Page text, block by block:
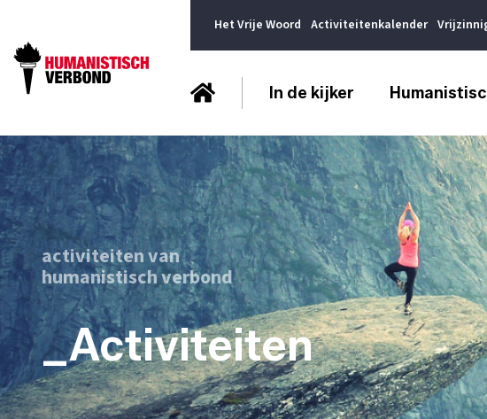
Het Vrije Woord Activiteitenkalender
In de kijker
activiteiten van
humanistisch verbond
_Activiteiten